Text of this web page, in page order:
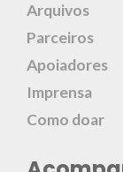
Arquivos
Parceiros
Apoiadores
Imprensa
Como doar